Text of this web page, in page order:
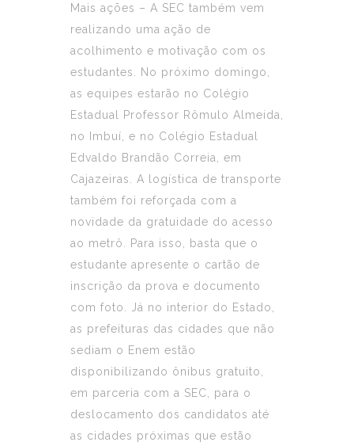
Mais ações – A SEC também vem
realizando uma ação de
acolhimento e motivação com os
estudantes. No próximo domingo,
as equipes estarão no Colégio
Estadual Professor Rômulo Almeida,
no Imbuí, e no Colégio Estadual
Edvaldo Brandão Correia, em
Cajazeiras. A logística de transporte
também foi reforçada com a
novidade da gratuidade do acesso
ao metrô. Para isso, basta que o
estudante apresente o cartão de
inscrição da prova e documento
com foto. Já no interior do Estado,
as prefeituras das cidades que não
sediam o Enem estão
disponibilizando ônibus gratuito,
em parceria com a SEC, para o
deslocamento dos candidatos até
as cidades próximas que estão